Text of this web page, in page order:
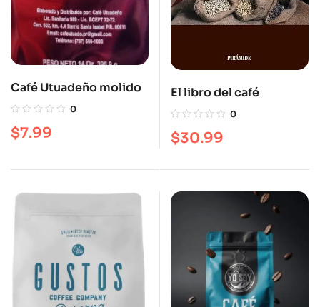
Café Utuadeño molido
0
$7.99
El libro del café
0
$30.99